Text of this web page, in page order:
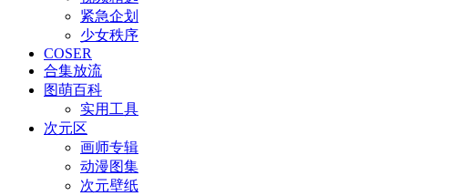
紧急企划
少女秩序
COSER
合集放流
图萌百科
实用工具
次元区
画师专辑
动漫图集
次元壁纸